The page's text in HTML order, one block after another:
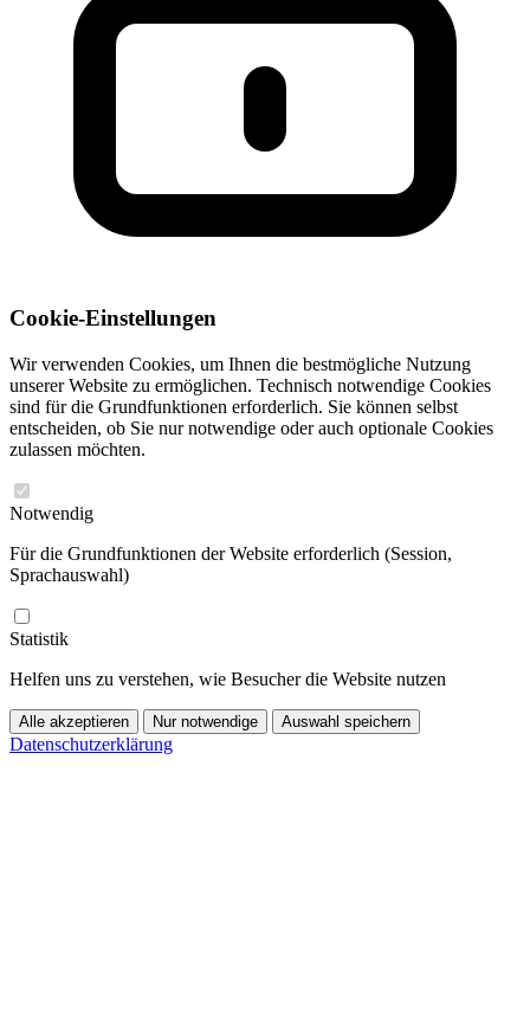
Cookie-Einstellungen
Wir verwenden Cookies, um Ihnen die bestmögliche Nutzung
unserer Website zu ermöglichen. Technisch notwendige Cookies
sind für die Grundfunktionen erforderlich. Sie können selbst
entscheiden, ob Sie nur notwendige oder auch optionale Cookies
zulassen möchten.
Notwendig
Für die Grundfunktionen der Website erforderlich (Session,
Sprachauswahl)
Statistik
Helfen uns zu verstehen, wie Besucher die Website nutzen
Alle akzeptieren Nur notwendige Auswahl speichern
Datenschutzerklärung